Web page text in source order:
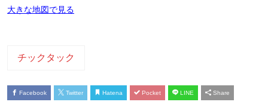
大きな地図で見る
チックタック
Facebook Twitter Hatena Pocket LINE Share